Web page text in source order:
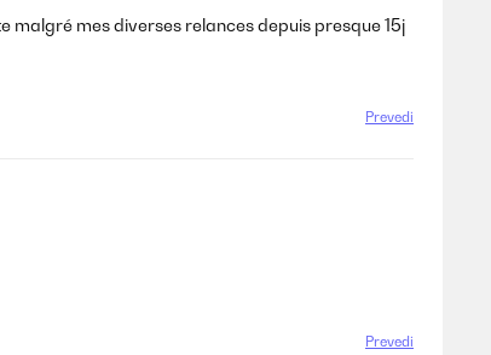
malgré mes diverses relances depuis presque 15j
Prevedi
Prevedi